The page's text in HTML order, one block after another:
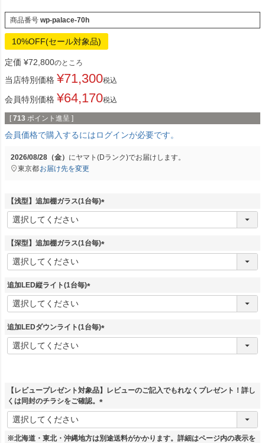
商品番号 wp-palace-70h
10%OFF(セール対象品)
定価 ¥72,800のところ
当店特別価格 ¥71,300税込
会員特別価格 ¥64,170税込
[ 713 ポイント進呈 ]
会員価格で購入するにはログインが必要です。
2026/08/28（金） にヤマト(Dランク)でお届けします。
東京都お届け先を変更
【浅型】追加棚ガラス(1台毎)
(
)
【深型】追加棚ガラス(1台毎)
(
追加LED縦ライト(1台毎)
(
)
追加LEDダウンライト(1台毎)
(
【レビュープレゼント対象品】レビューのご記入でもれなくプレゼント！詳し
くは同封のチラシをご確認。
(
須
※北海道・東北・沖縄地方は別途送料がかかります。詳細はページ内の表示を